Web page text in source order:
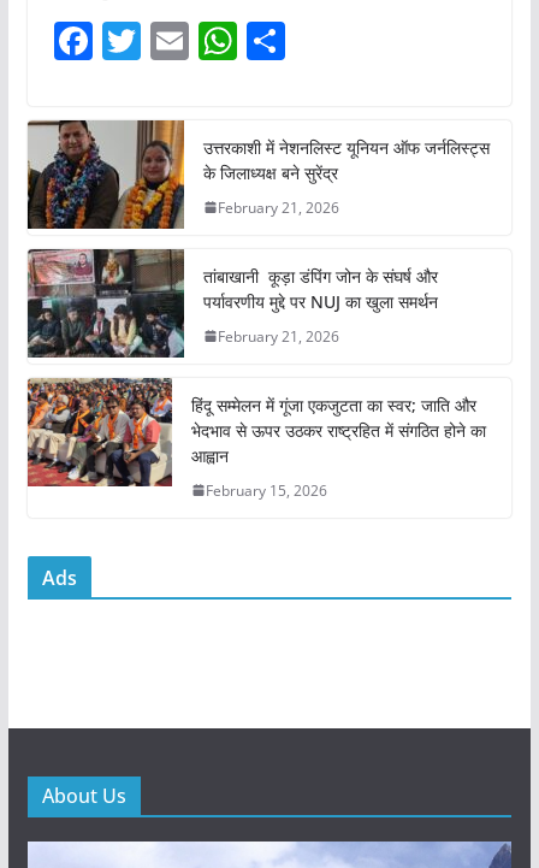
F
c
e
b
o
o
k
T
itt
er
E W
s
A
p
S
e
उत्तरकाशी में नेशनलिस्ट यूनियन ऑफ जर्नलिस्ट्स
के जिलाध्यक्ष बने सुरेंद्र
February 21, 2026
तांबाखानी कूड़ा डंपिंग जोन के संघर्ष और
पर्यावरणीय मुद्दे पर NUJ का खुला समर्थन
February 21, 2026
हिंदू सम्मेलन में गूंजा एकजुटता का स्वर; जाति और
भेदभाव से ऊपर उठकर राष्ट्रहित में संगठित होने का
आह्वान
February 15, 2026
Ads
About Us